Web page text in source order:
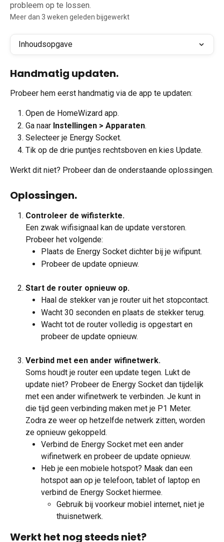
probleem op te lossen.
Meer dan 3 weken geleden bijgewerkt
Inhoudsopgave
Handmatig updaten.
Probeer hem eerst handmatig via de app te updaten:
Open de HomeWizard app.
Ga naar Instellingen > Apparaten.
Selecteer je Energy Socket.
Tik op de drie puntjes rechtsboven en kies Update.
Werkt dit niet? Probeer dan de onderstaande oplossingen.
Oplossingen.
Controleer de wifisterkte.
Een zwak wifisignaal kan de update verstoren.
Probeer het volgende:
Plaats de Energy Socket dichter bij je wifipunt.
Probeer de update opnieuw.
Start de router opnieuw op.
Haal de stekker van je router uit het stopcontact.
Wacht 30 seconden en plaats de stekker terug.
Wacht tot de router volledig is opgestart en
probeer de update opnieuw.
Verbind met een ander wifinetwerk.
Soms houdt je router een update tegen. Lukt de
update niet? Probeer de Energy Socket dan tijdelijk
met een ander wifinetwerk te verbinden. Je kunt in
die tijd geen verbinding maken met je P1 Meter.
Zodra ze weer op hetzelfde netwerk zitten, worden
ze opnieuw gekoppeld.
Verbind de Energy Socket met een ander
wifinetwerk en probeer de update opnieuw.
Heb je een mobiele hotspot? Maak dan een
hotspot aan op je telefoon, tablet of laptop en
verbind de Energy Socket hiermee.
Gebruik bij voorkeur mobiel internet, niet je
thuisnetwerk.
Werkt het nog steeds niet?